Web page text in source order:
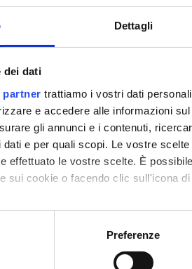
Dettagli
dei dati
partner trattiamo i vostri dati
e accedere alle informazioni
gli annunci e i contenuti,
e per quali scopi. Le vostre
effettuato le vostre scelte. È
sui cookie o facendo clic sull'icona
vengono elaborati i tuoi dati
il tuo consenso in qualsiasi
per personalizzare contenuti ed
Preferenze
Léveillé